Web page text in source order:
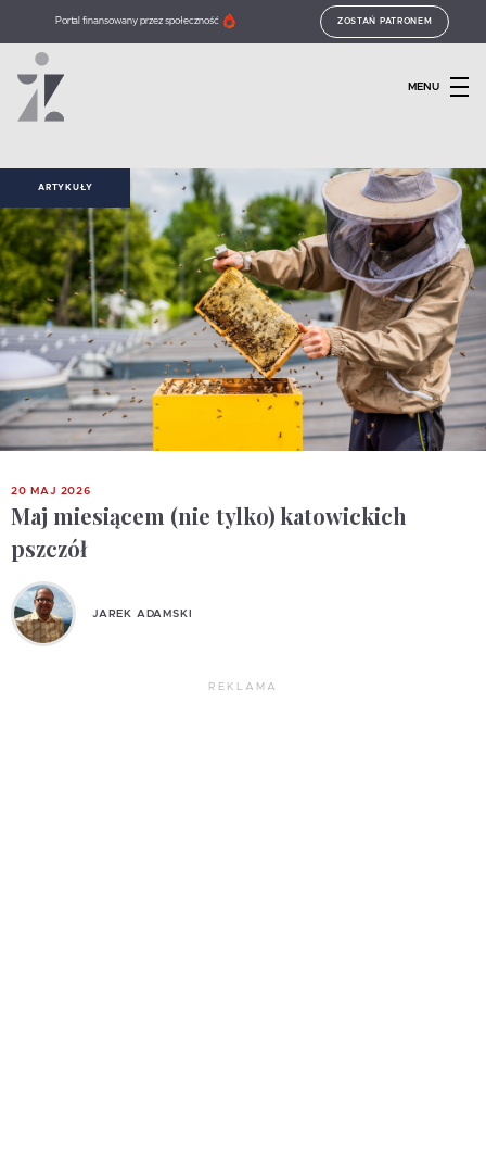
Portal finansowany przez społeczność ZOSTAŃ PATRONEM
MENU
ARTYKUŁY
20 MAJ 2026
Maj miesiącem (nie tylko) katowickich
pszczół
JAREK ADAMSKI
REKLAMA